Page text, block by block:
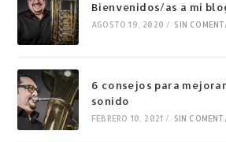
Bienvenidos/as a mi
AGOSTO 19, 2020 / SIN
6 consejos para
sonido
FEBRERO 10, 2021 / SIN